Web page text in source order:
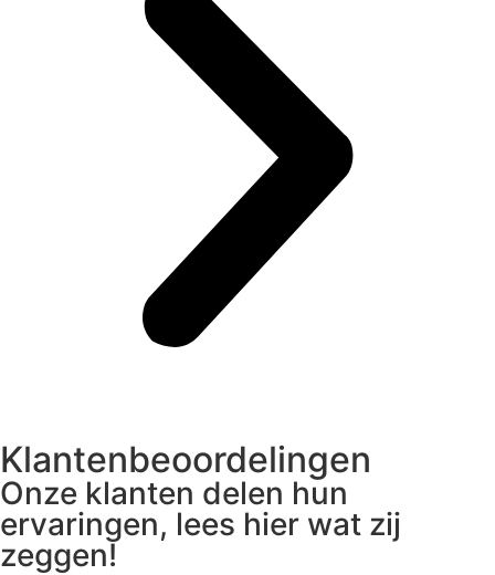
Klantenbeoordelingen
Onze klanten delen hun
ervaringen, lees hier wat zij
zeggen!